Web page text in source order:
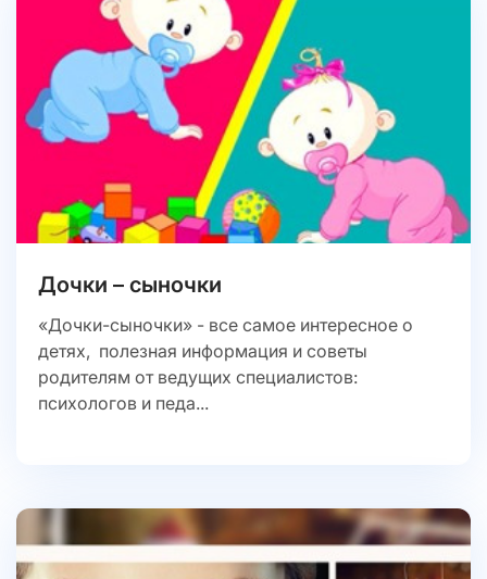
Дочки – сыночки
«Дочки-сыночки» - все самое интересное о
детях, полезная информация и советы
родителям от ведущих специалистов:
психологов и педа...